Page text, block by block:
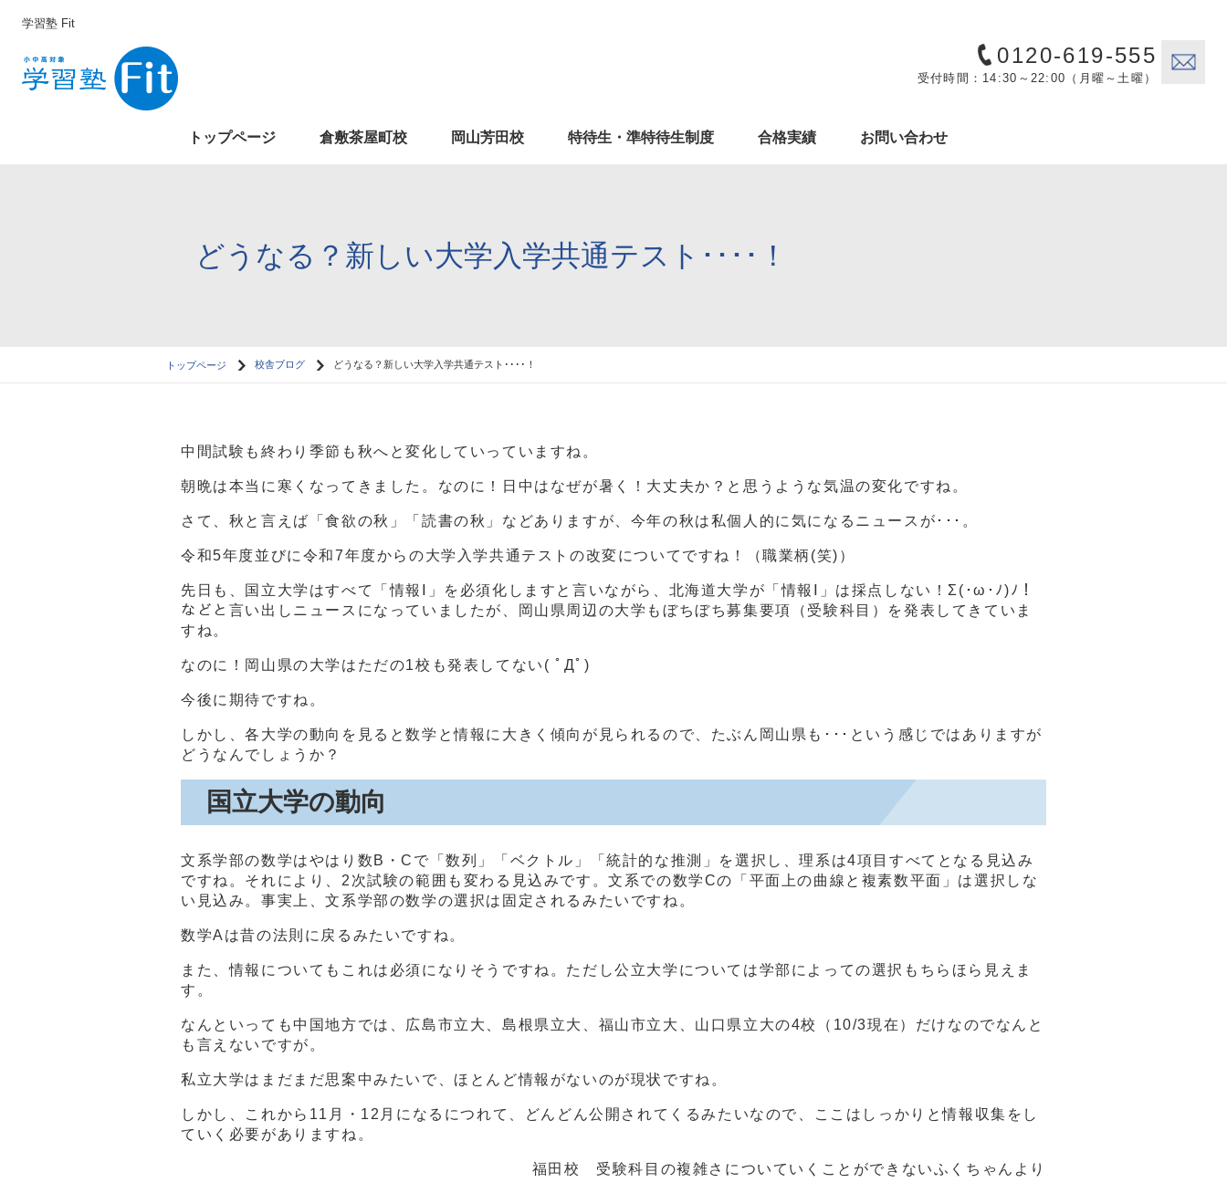
学習塾 Fit
0120-619-555
受付時間：14:30～22:00（月曜～土曜）
トップページ 倉敷茶屋町校 岡山芳田校 特待生・準特待生制度 合格実績 お問い合わせ
どうなる？新しい大学入学共通テスト････！
トップページ 校舎ブログ どうなる？新しい大学入学共通テスト････！
中間試験も終わり季節も秋へと変化していっていますね。
朝晩は本当に寒くなってきました。なのに！日中はなぜが暑く！大丈夫か？と思うような気温の変化ですね。
さて、秋と言えば「食欲の秋」「読書の秋」などありますが、今年の秋は私個人的に気になるニュースが･･･。
令和5年度並びに令和7年度からの大学入学共通テストの改変についてですね！（職業柄(笑)）
先日も、国立大学はすべて「情報Ⅰ」を必須化しますと言いながら、北海道大学が「情報Ⅰ」は採点しない！Σ(･ω･ﾉ)ﾉ！
などと言い出しニュースになっていましたが、岡山県周辺の大学もぼちぼち募集要項（受験科目）を発表してきていま
すね。
なのに！岡山県の大学はただの1校も発表してない( ﾟДﾟ)
今後に期待ですね。
しかし、各大学の動向を見ると数学と情報に大きく傾向が見られるので、たぶん岡山県も･･･という感じではありますが
どうなんでしょうか？
国立大学の動向
文系学部の数学はやはり数B・Cで「数列」「ベクトル」「統計的な推測」を選択し、理系は4項目すべてとなる見込み
ですね。それにより、2次試験の範囲も変わる見込みです。文系での数学Cの「平面上の曲線と複素数平面」は選択しな
い見込み。事実上、文系学部の数学の選択は固定されるみたいですね。
数学Aは昔の法則に戻るみたいですね。
また、情報についてもこれは必須になりそうですね。ただし公立大学については学部によっての選択もちらほら見えま
す。
なんといっても中国地方では、広島市立大、島根県立大、福山市立大、山口県立大の4校（10/3現在）だけなのでなんと
も言えないですが。
私立大学はまだまだ思案中みたいで、ほとんど情報がないのが現状ですね。
しかし、これから11月・12月になるにつれて、どんどん公開されてくるみたいなので、ここはしっかりと情報収集をし
ていく必要がありますね。
福田校 受験科目の複雑さについていくことができないふくちゃんより